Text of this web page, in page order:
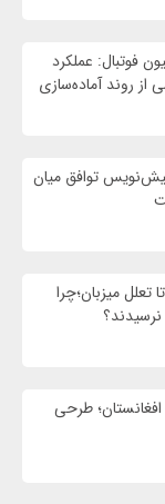
فوتبال: عملکرد
از روند آماده‌سازی
توافق میان
تعلل میزبان؛چرا
نرسیدند؟
طرحی